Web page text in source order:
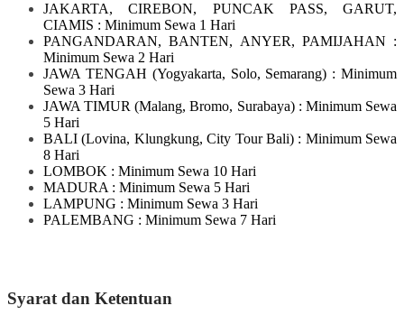
JAKARTA, CIREBON, PUNCAK PASS, GARUT,
CIAMIS : Minimum Sewa 1 Hari
PANGANDARAN, BANTEN, ANYER, PAMIJAHAN :
Minimum Sewa 2 Hari
JAWA TENGAH (Yogyakarta, Solo, Semarang) : Minimum
Sewa 3 Hari
JAWA TIMUR(Malang, Bromo, Surabaya) : Minimum Sewa
5 Hari
BALI (Lovina, Klungkung, City Tour Bali) : Minimum Sewa
8 Hari
LOMBOK : Minimum Sewa 10 Hari
MADURA : Minimum Sewa 5 Hari
LAMPUNG : Minimum Sewa 3 Hari
PALEMBANG : Minimum Sewa 7 Hari
Syarat dan Ketentuan